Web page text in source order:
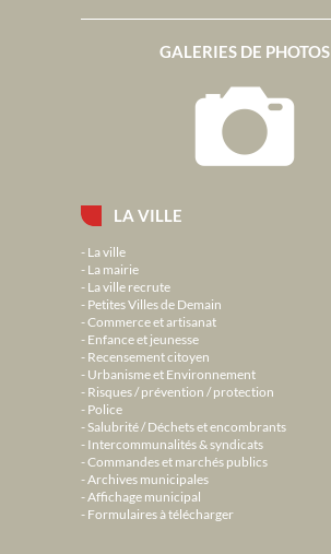
LA VILLE
La ville
La mairie
La ville recrute
Petites Villes de Demain
Commerce et artisanat
Enfance et jeunesse
Recensement citoyen
Urbanisme et Environnement
Risques / prévention / protection
Police
Salubrité / Déchets et encombrants
Intercommunalités & syndicats
Commandes et marchés publics
Archives municipales
Affichage municipal
Formulaires à télécharger
GALERIES DE PHOTOS